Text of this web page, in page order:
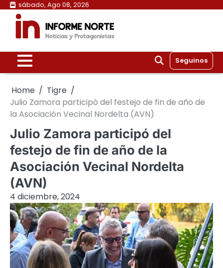
Skip
content
sábado, Ago 08, 2026
Seguinos
Home
Tigre
Julio Zamora participó del festejo de fin de año de
la Asociación Vecinal Nordelta (AVN)
Julio Zamora participó del
festejo de fin de año de la
Asociación Vecinal Nordelta
(AVN)
4 diciembre, 2024